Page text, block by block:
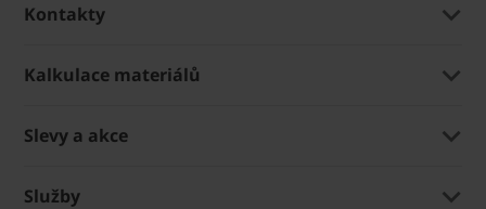
Kontakty
Kalkulace materiálů
Slevy a akce
Služby